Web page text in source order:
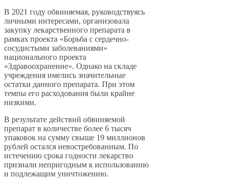
В 2021 году обвиняемая, руководствуясь
личными интересами, организовала
закупку лекарственного препарата в
рамках проекта «Борьба с сердечно-
сосудистыми заболеваниями»
национального проекта
«Здравоохранение». Однако на складе
учреждения имелись значительные
остатки данного препарата. При этом
темпы его расходования были крайне
низкими.
В результате действий обвиняемой
препарат в количестве более 6 тысяч
упаковок на сумму свыше 19 миллионов
рублей остался невостребованным. По
истечению срока годности лекарство
признали непригодным к использованию
и подлежащим уничтожению.